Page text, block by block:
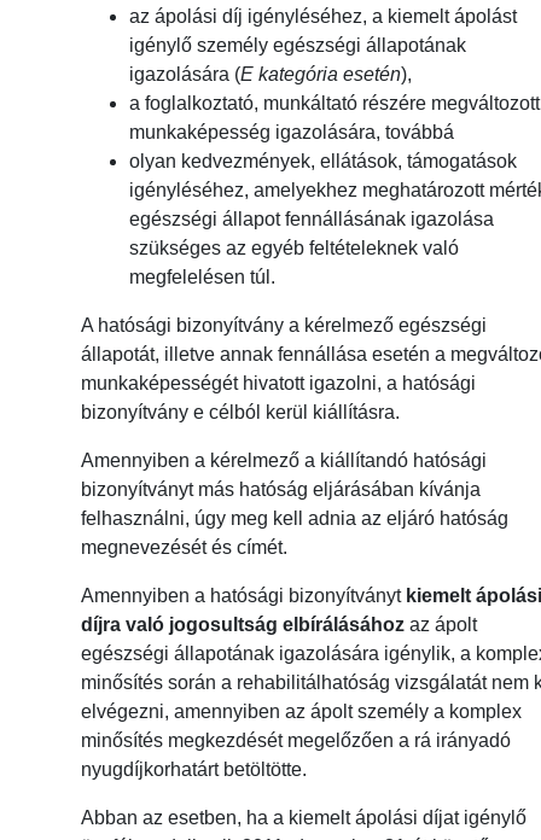
az ápolási díj igényléséhez, a kiemelt ápolást
igénylő személy egészségi állapotának
igazolására (E kategória esetén),
a foglalkoztató, munkáltató részére megváltozott
munkaképesség igazolására, továbbá
olyan kedvezmények, ellátások, támogatások
igényléséhez, amelyekhez meghatározott
egészségi állapot fennállásának igazolása
szükséges az egyéb feltételeknek való
megfelelésen túl.
A hatósági bizonyítvány a kérelmező egészségi
állapotát, illetve annak fennállása esetén a
munkaképességét hivatott igazolni, a hatósági
bizonyítvány e célból kerül kiállításra.
Amennyiben a kérelmező a kiállítandó hatósági
bizonyítványt más hatóság eljárásában kívánja
felhasználni, úgy meg kell adnia az eljáró hatóság
megnevezését és címét.
Amennyiben a hatósági bizonyítványt kiemelt
díjra való jogosultság elbírálásához az ápolt
egészségi állapotának igazolására igénylik, a
minősítés során a rehabilitálhatóság vizsgálatát nem
elvégezni, amennyiben az ápolt személy a komplex
minősítés megkezdését megelőzően a rá irányadó
nyugdíjkorhatárt betöltötte.
Abban az esetben, ha a kiemelt ápolási díjat igénylő